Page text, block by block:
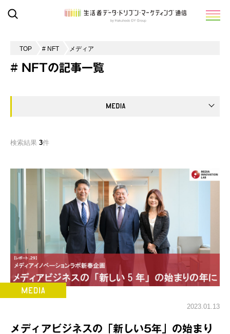
TOP # NFT メディア
# NFTの記事一覧
検索結果 3件
2023.01.13
メディアビジネスの「新しい5年」の始まり